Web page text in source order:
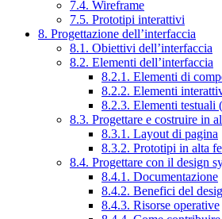
7.4. Wireframe
7.5. Prototipi interattivi
8. Progettazione dell’interfaccia
8.1. Obiettivi dell’interfaccia
8.2. Elementi dell’interfaccia
8.2.1. Elementi di
8.2.2. Elementi
8.2.3. Elementi testuali
8.3. Progettare e costruire in
8.3.1. Layout di pagina
8.3.2. Prototipi in alta
8.4. Progettare con il design
8.4.1. Documentazione
8.4.2. Benefici del
8.4.3. Risorse operative